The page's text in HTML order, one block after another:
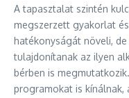
A tapasztalat szintén
megszerzett gyakorlat
hatékonyságát növeli,
tulajdonítanak az ilyen
bérben is
programokat is kínálnak,